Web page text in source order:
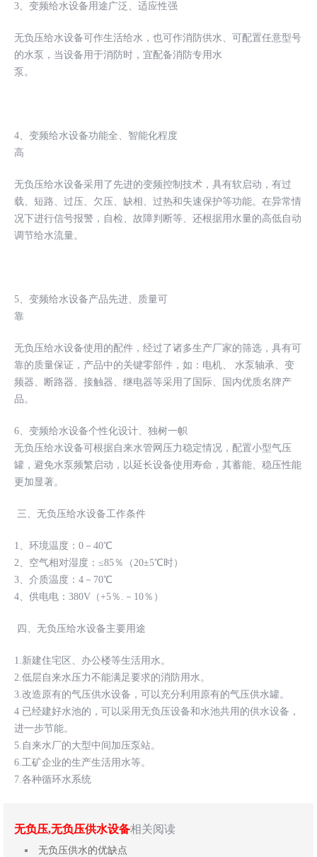
3、变频给水设备用途广泛、适应性强
无负压给水设备可作生活给水，也可作消防供水、可配置任意型号
的水泵，当设备用于消防时，宜配备消防专用水
泵。
4、变频给水设备功能全、智能化程度
高
无负压给水设备采用了先进的变频控制技术，具有软启动，有过
载、短路、过压、欠压、缺相、过热和失速保护等功能。在异常情
况下进行信号报警，自检、故障判断等、还根据用水量的高低自动
调节给水流量。
5、变频给水设备产品先进、质量可
靠
无负压给水设备使用的配件，经过了诸多生产厂家的筛选，具有可
靠的质量保证，产品中的关键零部件，如：电机、 水泵轴承、变
频器、断路器、接触器、继电器等采用了国际、国内优质名牌产
品。
6、变频给水设备个性化设计、独树一帜
无负压给水设备可根据自来水管网压力稳定情况，配置小型气压
罐，避免水泵频繁启动，以延长设备使用寿命，其蓄能、稳压性能
更加显著。
三、无负压给水设备工作条件
1、环境温度：0－40℃
2、空气相对湿度：≤85％（20±5℃时）
3、介质温度：4－70℃
4、供电电：380V（+5％.－10％）
四、无负压给水设备主要用途
1.新建住宅区、办公楼等生活用水。
2.低层自来水压力不能满足要求的消防用水。
3.改造原有的气压供水设备，可以充分利用原有的气压供水罐。
4 已经建好水池的，可以采用无负压设备和水池共用的供水设备，
进一步节能。
5.自来水厂的大型中间加压泵站。
6.工矿企业的生产生活用水等。
7.各种循环水系统
无负压,无负压供水设备相关阅读
无负压供水的优缺点